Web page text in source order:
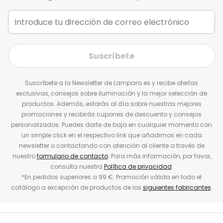
Suscríbete
Suscríbete a la Newsletter de Lampara.es y recibe ofertas
exclusivas, consejos sobre iluminación y la mejor selección de
productos. Además, estarás al día sobre nuestras mejores
promociones y recibirás cupones de descuento y consejos
personalizados. Puedes darte de baja en cualquier momento con
un simple click en el respectivo link que añadimos en cada
newsletter o contactando con atención al cliente a través de
nuestroformulario de contacto. Para más información, por favor,
consulta nuestra Política de privacidad.
*En pedidos superiores a 99 €. Promoción válida en todo el
catálogo a excepción de productos de los siguientes fabricantes.